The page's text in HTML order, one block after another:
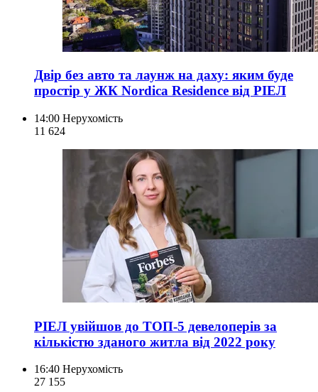
Двір без авто та лаунж на даху: яким буде
простір у ЖК Nordica Residence від РІЕЛ
14:00 Нерухомість
11 624
РІЕЛ увійшов до ТОП-5 девелоперів за
кількістю зданого житла від 2022 року
16:40 Нерухомість
27 155